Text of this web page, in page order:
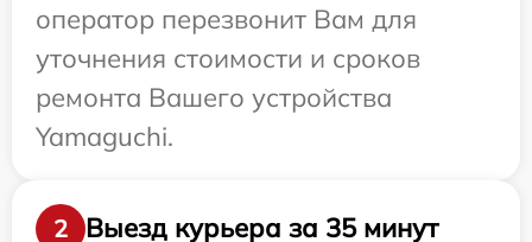
оператор перезвонит Вам для
уточнения стоимости и сроков
ремонта Вашего устройства
Yamaguchi.
2 Выезд курьера за 35 минут